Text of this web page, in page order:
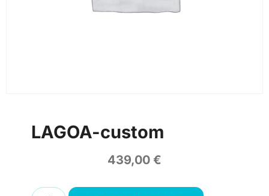
LAGOA-custom
439,00 €